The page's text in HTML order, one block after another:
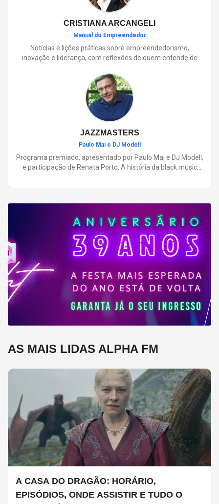
CRISTIANA ARCANGELI
Manual do Empreendedor
Notícias e lições práticas sobre empreendedorismo,
inovação e liderança, com reflexões de quem entende de
JAZZMASTERS
Paulo Mai e DJ Modell
Programa premiado, apresentado por Paulo Mai e DJ Modell,
e participação de Renata Porto. A história da black music
AS MAIS LIDAS ALPHA FM
A CASA DO DRAGÃO: HORÁRIO,
EPISÓDIOS, ONDE ASSISTIR E TUDO O